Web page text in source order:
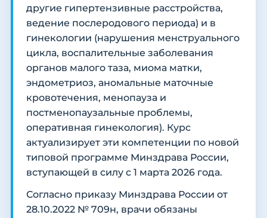
другие гипертензивные расстройства,
ведение послеродового периода) и в
гинекологии (нарушения менструального
цикла, воспалительные заболевания
органов малого таза, миома матки,
эндометриоз, аномальные маточные
кровотечения, менопауза и
постменопаузальные проблемы,
оперативная гинекология). Курс
актуализирует эти компетенции по новой
типовой программе Минздрава России,
вступающей в силу с 1 марта 2026 года.
Согласно приказу Минздрава России от
28.10.2022 № 709н, врачи обязаны